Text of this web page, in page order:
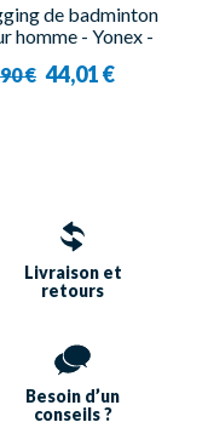
de badminton
homme - Yonex -
€ 44,01 €
Livraison et
retours
Besoin d’un
conseils ?